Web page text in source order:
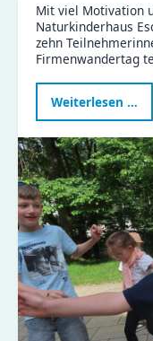
Mit viel Motivation
Naturkinderhaus
zehn
Firmenwandertag
Weiterlesen …